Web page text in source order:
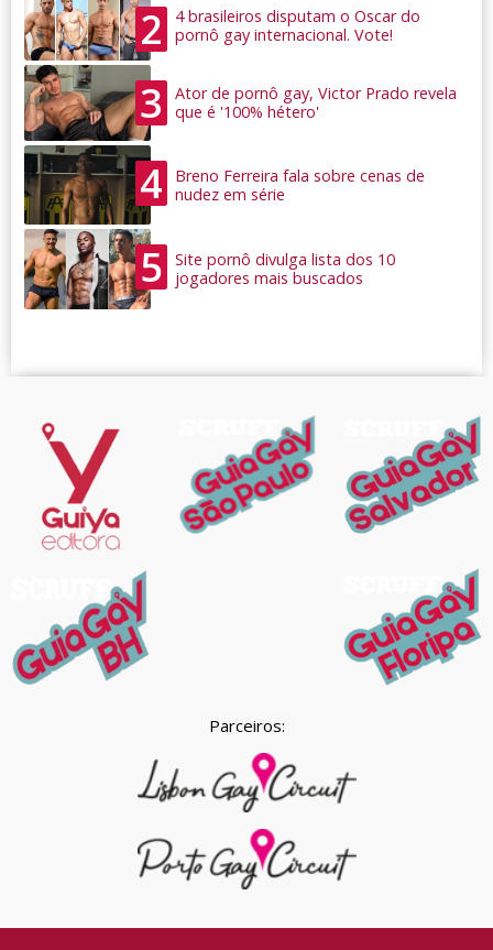
2
4 brasileiros disputam o Oscar do
pornô gay internacional. Vote!
3
Ator de pornô gay, Victor Prado revela
que é '100% hétero'
4
Breno Ferreira fala sobre cenas de
nudez em série
5
Site pornô divulga lista dos 10
jogadores mais buscados
Parceiros: